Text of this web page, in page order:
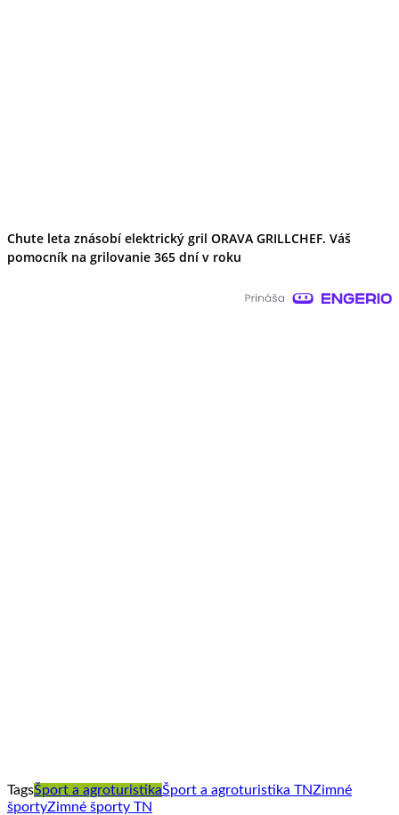
Chute leta znásobí elektrický gril ORAVA GRILLCHEF. Váš
pomocník na grilovanie 365 dní v roku
TagsŠport a agroturistikaŠport a agroturistika TNZimné
športyZimné športy TN